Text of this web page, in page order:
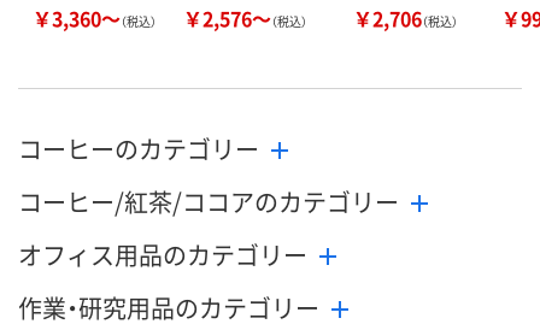
￥3,360～（税込） ￥2,576～（税込） ￥2,706（税込） ￥
コーヒーのカテゴリー
コーヒー/紅茶/ココアのカテゴリー
オフィス用品のカテゴリー
作業・研究用品のカテゴリー